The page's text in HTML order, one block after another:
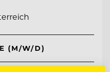
(M/W/D)